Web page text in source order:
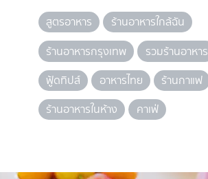
สูตรอาหาร
ร้านอาหารใกล้ฉัน
ร้านอาหารกรุงเทพ
รวมร้านอาหาร
ฟู้ดทิปส์
อาหารไทย
ร้านกาแฟ
ร้านอาหารในห้าง
คาเฟ่